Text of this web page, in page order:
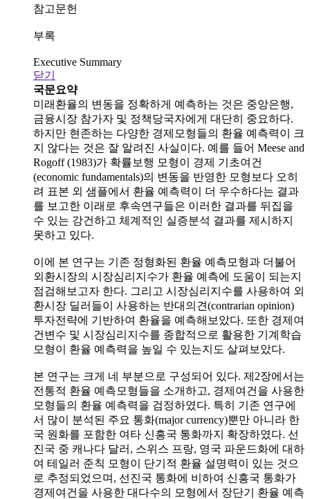
참고문헌
부록
Executive Summary
닫기
국문요약
미래환율의 변동을 정확하게 예측하는 것은 중앙은행,
금융시장 참가자 및 정책당국자에게 대단히 중요하다.
하지만 현존하는 다양한 경제모형들의 환율 예측력이 크
지 않다는 것은 잘 알려진 사실이다. 예를 들어 Meese and
Rogoff (1983)가 확률보행 모형이 경제 기초여건
(economic fundamentals)의 변동을 반영한 모형보다 오히
려 표본 외 샘플에서 환율 예측력이 더 우수하다는 결과
를 보고한 이래로 후속연구들은 이러한 결과를 뒤집을
수 있는 강건하고 체계적인 실증분석 결과를 제시하지
못하고 있다.
이에 본 연구는 기존 정형화된 환율 예측모형과 더불어
외환시장의 시장심리지수가 환율 예측에 도움이 되는지
점검해보고자 한다. 그리고 시장심리지수를 사용하여 외
환시장 딜러들이 사용하는 반대의견(contrarian opinion)
투자전략에 기반하여 환율을 예측해보았다. 또한 경제여
건변수 및 시장심리지수를 종합적으로 활용한 기계학습
모형이 환율 예측력을 높일 수 있는지도 살펴보았다.
본 연구는 크게 네 부분으로 구성되어 있다. 제2장에서는
전통적 환율 예측모형들을 소개하고, 경제여건을 사용한
모형들의 환율 예측력을 검정하였다. 특히 기존 연구에
서 많이 분석된 주요 통화(major currency)뿐만 아니라 한
국 원화를 포함한 여타 신흥국 통화까지 확장하였다. 선
진국 중 캐나다 달러, 스위스 프랑, 영국 파운드화에 대하
여 테일러 준칙 모형이 단기적 환율 설명력이 있는 것으
로 추정되었으며, 선진국 통화에 비하여 신흥국 통화가
경제여건을 사용한 대다수의 모형에서 장단기 환율 예측